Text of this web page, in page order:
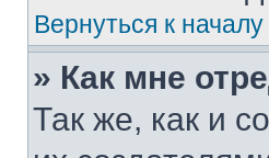
Вернуться к началу
» Как мне
Так же, как и